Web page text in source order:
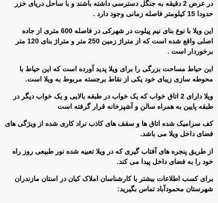
در عرض 2 دقیقه به جنگل دسترسی داشته باشند و با ساحل دریای خزر
حدودا 15 کیلومتر فاصله زمانی وجود دارد .
این ویلا با نوع بنای نیم پیلوت در شهرکی در فاصله 600 متری از جاده
اصلی واقع شده است که از متراژ زمین 250 متر و متراژ بنای 120 متر
برخوردار است .
این حیاط مساحت بزرگی را برای ویلا پدید آورده است که این حیاط با
محوطه سازی زیبای خود یکی از نقاط برجسته مربوط به ویلا است.
ویلا دارای 2 اتاق خواب که یک خواب در طبقه بالایی و یک خواب دیگر در
طبقه پایین به همراه سالن و آشپزخانه قرار گرفته است
کف سرامیک شده اتاق ها و سقف های کاذب نراد کاری شده از ویژگی های
فضای داخل ویلا می باشد.
از طریق پنجره های آفتاب گیری که در ویلا تعبیه شده نور طبیعی روز راه
خود را به فضای داخل پیدا می کند.
برای کسب اطلاعات بیشتر با کارشناسان املاک کیان در استان مازندران
شهرستان محمودآباد تماس بگیرید: